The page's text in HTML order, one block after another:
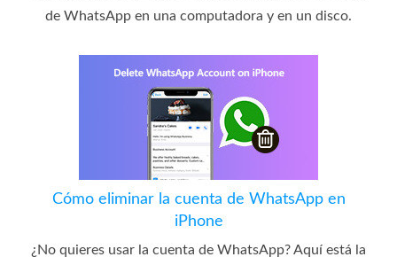
de WhatsApp en una computadora y en un disco.
Cómo eliminar la cuenta de WhatsApp en
iPhone
¿No quieres usar la cuenta de WhatsApp? Aquí está la